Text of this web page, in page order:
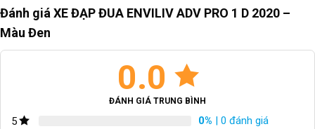
Shimano Ultegra
Đánh giá XE ĐẠP ĐUA ENVILIV ADV PRO 1 D 2020 –
Màu Đen
0.0
ĐÁNH GIÁ TRUNG BÌNH
5 0% | 0 đánh giá